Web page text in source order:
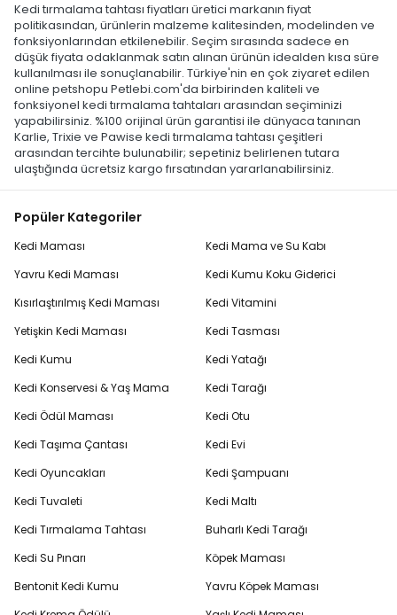
Kedi tırmalama tahtası fiyatları üretici markanın fiyat
politikasından, ürünlerin malzeme kalitesinden, modelinden ve
fonksiyonlarından etkilenebilir. Seçim sırasında sadece en
düşük fiyata odaklanmak satın alınan ürünün idealden kısa süre
kullanılması ile sonuçlanabilir. Türkiye'nin en çok ziyaret edilen
online petshopu Petlebi.com'da birbirinden kaliteli ve
fonksiyonel kedi tırmalama tahtaları arasından seçiminizi
yapabilirsiniz. %100 orijinal ürün garantisi ile dünyaca tanınan
Karlie, Trixie ve Pawise kedi tırmalama tahtası çeşitleri
arasından tercihte bulunabilir; sepetiniz belirlenen tutara
ulaştığında ücretsiz kargo fırsatından yararlanabilirsiniz.
Popüler Kategoriler
Kedi Maması
Yavru Kedi Maması
Kısırlaştırılmış Kedi Maması
Yetişkin Kedi Maması
Kedi Kumu
Kedi Konservesi & Yaş Mama
Kedi Ödül Maması
Kedi Taşıma Çantası
Kedi Oyuncakları
Kedi Tuvaleti
Kedi Tırmalama Tahtası
Kedi Su Pınarı
Bentonit Kedi Kumu
Kedi Mama ve Su Kabı
Kedi Kumu Koku Giderici
Kedi Vitamini
Kedi Tasması
Kedi Yatağı
Kedi Tarağı
Kedi Otu
Kedi Evi
Kedi Şampuanı
Kedi Maltı
Buharlı Kedi Tarağı
Köpek Maması
Yavru Köpek Maması